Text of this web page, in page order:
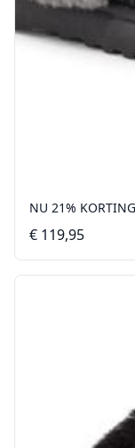
NU 21%
€ 119,95